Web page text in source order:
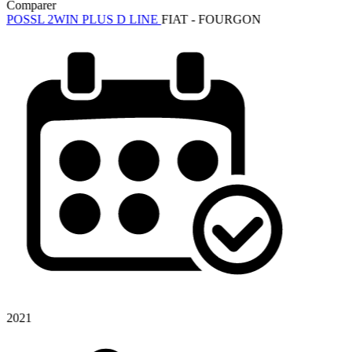
Comparer
POSSL 2WIN PLUS D LINE FIAT - FOURGON
2021